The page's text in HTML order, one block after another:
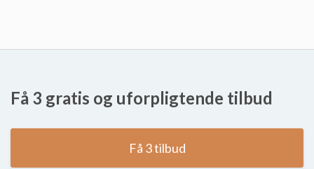
Få 3 gratis og uforpligtende tilbud
Få 3 tilbud